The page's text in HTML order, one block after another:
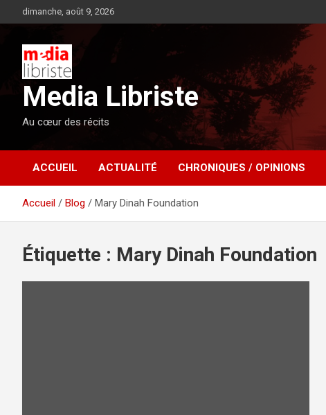
au
dimanche, août 9, 2026
Media Libriste
Au cœur des récits
ACCUEIL ACTUALITÉ CHRONIQUES / OPINIONS
Accueil Blog Mary Dinah Foundation
Étiquette : Mary Dinah Foundation